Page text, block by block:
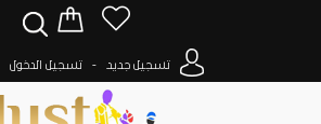
تسجيل جديد - تسجيل الدخول